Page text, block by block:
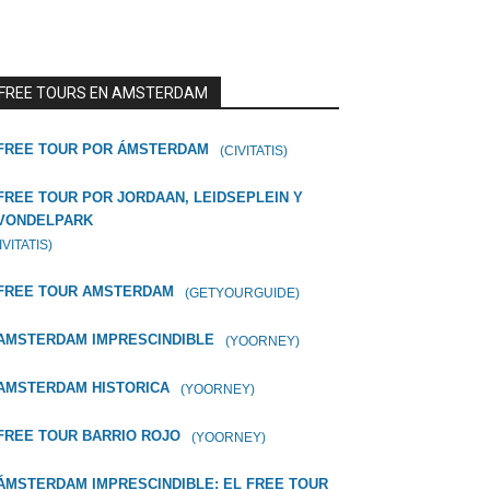
TOURS EN AMSTERDAM
TOUR POR ÁMSTERDAM (CIVITATIS)
TOUR POR JORDAAN, LEIDSEPLEIN Y
TOUR AMSTERDAM (GETYOURGUIDE)
IMPRESCINDIBLE (YOORNEY)
HISTORICA (YOORNEY)
TOUR BARRIO ROJO (YOORNEY)
IMPRESCINDIBLE: EL FREE TOUR